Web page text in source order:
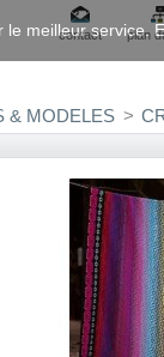
contact plan
& MODELES >
meilleur